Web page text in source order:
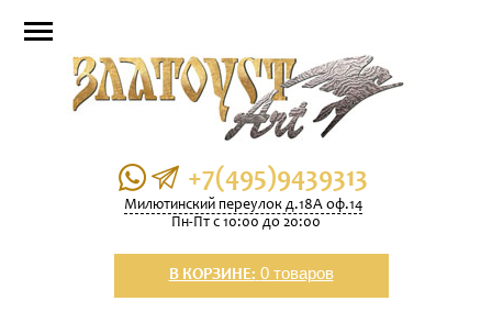
+7(495)9439313
Милютинский переулок д.18А оф.14
Пн-Пт с 10:00 до 20:00
В КОРЗИНЕ: 0 товаров